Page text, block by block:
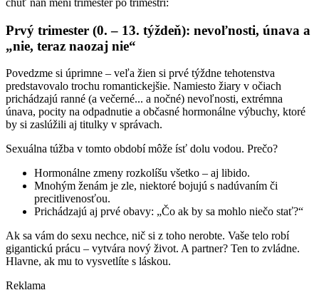
Prvý trimester (0. – 13. týždeň): nevoľnosti, únava a
„nie, teraz naozaj nie“
Povedzme si úprimne – veľa žien si prvé týždne tehotenstva
predstavovalo trochu romantickejšie. Namiesto žiary v očiach
prichádzajú ranné (a večerné... a nočné) nevoľnosti, extrémna
únava, pocity na odpadnutie a občasné hormonálne výbuchy, ktoré
by si zaslúžili aj titulky v správach.
Sexuálna túžba v tomto období môže ísť dolu vodou. Prečo?
Hormonálne zmeny rozkolíšu všetko – aj libido.
Mnohým ženám je zle, niektoré bojujú s nadúvaním či
precitlivenosťou.
Prichádzajú aj prvé obavy: „Čo ak by sa mohlo niečo stať?“
Ak sa vám do sexu nechce, nič si z toho nerobte. Vaše telo robí
gigantickú prácu – vytvára nový život. A partner? Ten to zvládne.
Hlavne, ak mu to vysvetlíte s láskou.
Reklama